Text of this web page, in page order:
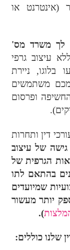
(אינטרנט או
לך משרד מס'
עיצוב גרפי
ניירת
מכם משתמשים
ופרסום
דין ותחרות
גישה של עיצוב
הגרפית של
בהתאם לתו
שמיועדים
יותר מעשור
).
שלנו כוללים: